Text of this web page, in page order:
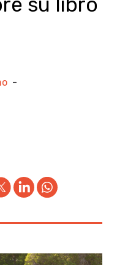
su libro
-